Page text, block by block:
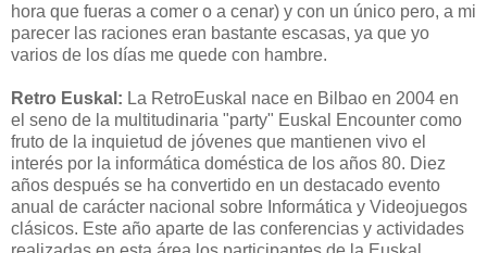
hora que fueras a comer o a cenar) y con un único pero, a mi
parecer las raciones eran bastante escasas, ya que yo
varios de los días me quede con hambre.
Retro Euskal: La RetroEuskal nace en Bilbao en 2004 en
el seno de la multitudinaria "party" Euskal Encounter como
fruto de la inquietud de jóvenes que mantienen vivo el
interés por la informática doméstica de los años 80. Diez
años después se ha convertido en un destacado evento
anual de carácter nacional sobre Informática y Videojuegos
clásicos. Este año aparte de las conferencias y actividades